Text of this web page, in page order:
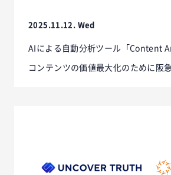
2025.11.12. Wed
AIによる自動分析ツール「Content
コンテンツの価値最大化のために阪